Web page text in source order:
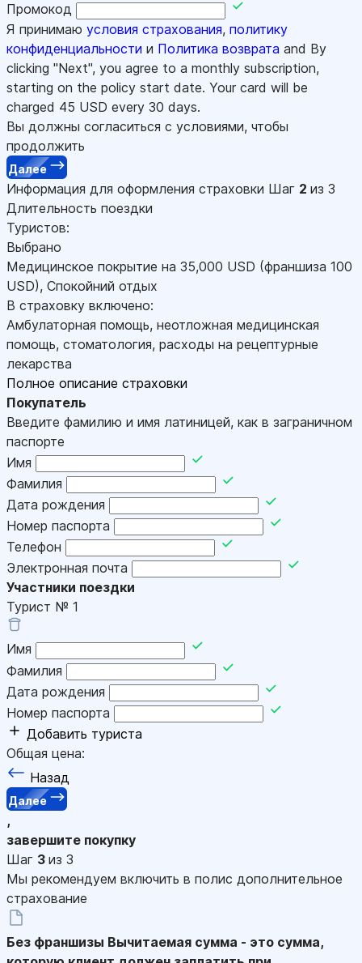
Промокод
Я принимаю условия страхования, политику
конфиденциальности и Политика возврата and By
clicking "Next", you agree to a monthly subscription,
starting on the policy start date. Your card will be
charged 45 USD every 30 days.
Вы должны согласиться с условиями, чтобы
продолжить
Далее
Информация для оформления страховки Шаг 2 из 3
Длительность поездки
Туристов:
Выбрано
Медицинское покрытие на 35,000 USD (франшиза 100
USD), Спокойний отдых
В страховку включено:
Амбулаторная помощь, неотложная медицинская
помощь, стоматология, расходы на рецептурные
лекарства
Полное описание страховки
Покупатель
Введите фамилию и имя латиницей, как в заграничном
паспорте
Имя
Фамилия
Дата рождения
Номер паспорта
Телефон
Электронная почта
Участники поездки
Турист № 1
Имя
Фамилия
Дата рождения
Номер паспорта
Добавить туриста
Общая цена:
Назад
Далее
,
завершите покупку
Шаг 3 из 3
Мы рекомендуем включить в полис дополнительное
страхование
Без франшизы Вычитаемая сумма - это сумма,